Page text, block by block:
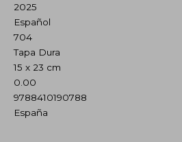
2025
Español
704
Tapa Dura
15 x 23 cm
0.00
9788410190788
España